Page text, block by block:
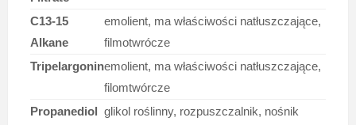
C13-15
Alkane
emolient, ma właściwości natłuszczające,
filmotwrócze
Tripelargoninemolient, ma właściwości natłuszczające,
filomtwórcze
Propanediol glikol roślinny, rozpuszczalnik, nośnik